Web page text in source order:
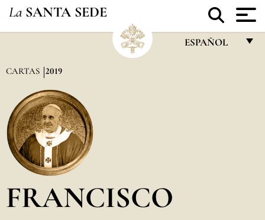
La SANTA SEDE
ESPAÑOL
CARTAS 2019
FRANCISCO